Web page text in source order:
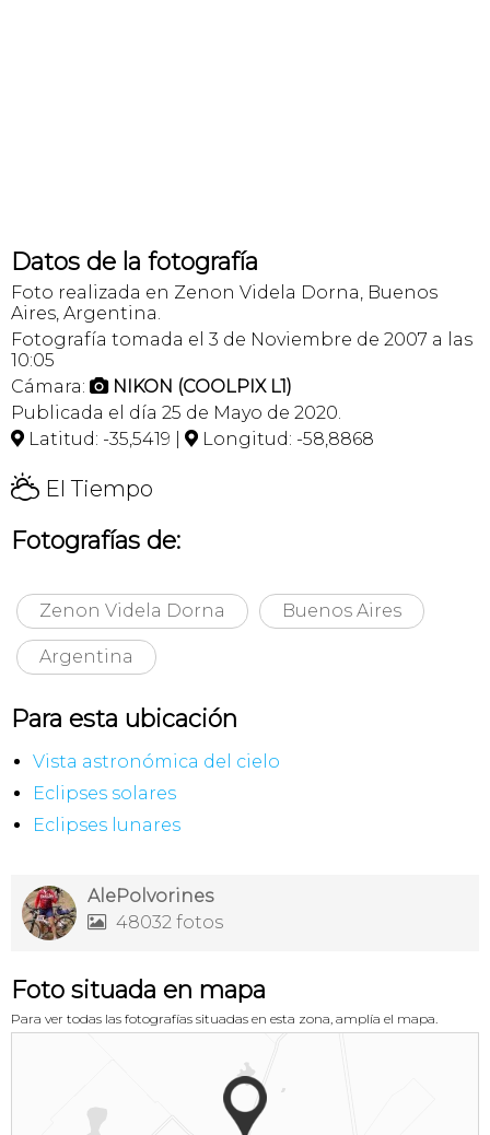
Datos de la fotografía
Foto realizada en Zenon Videla Dorna, Buenos
Aires, Argentina.
Fotografía tomada el 3 de Noviembre de 2007 a las
10:05
Cámara:  NIKON (COOLPIX L1)
Publicada el día 25 de Mayo de 2020.
 Latitud: -35,5419 |  Longitud: -58,8868
H El Tiempo
Fotografías de:
Zenon Videla Dorna Buenos Aires
Argentina
Para esta ubicación
Vista astronómica del cielo
Eclipses solares
Eclipses lunares
AlePolvorines
 48032 fotos
Foto situada en mapa
Para ver todas las fotografías situadas en esta zona, amplía el mapa.